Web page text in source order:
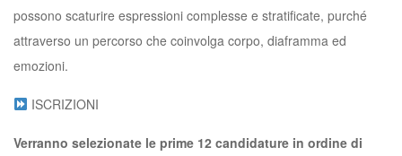
possono scaturire espressioni complesse e stratificate, purché
attraverso un percorso che coinvolga corpo, diaframma ed
emozioni.
ISCRIZIONI
Verranno selezionate le prime 12 candidature in ordine di